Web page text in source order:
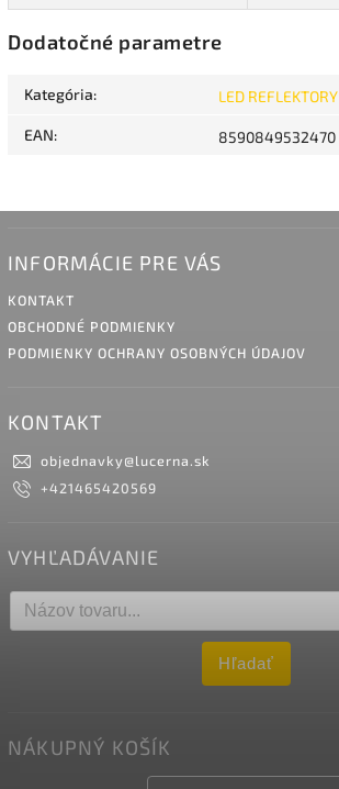
Dodatočné parametre
Kategória: LED REFLEKTORY
EAN: 8590849532470
INFORMÁCIE PRE VÁS
KONTAKT
OBCHODNÉ PODMIENKY
PODMIENKY OCHRANY OSOBNÝCH ÚDAJOV
KONTAKT
objednavky@lucerna.sk
+421465420569
VYHĽADÁVANIE
Hľadať
NÁKUPNÝ KOŠÍK